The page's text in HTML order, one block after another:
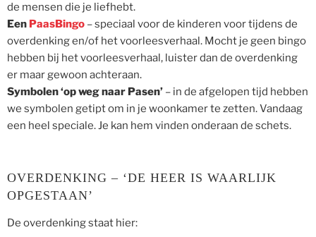
de mensen die je liefhebt.
Een PaasBingo – speciaal voor de kinderen voor tijdens de
overdenking en/of het voorleesverhaal. Mocht je geen bingo
hebben bij het voorleesverhaal, luister dan de overdenking
er maar gewoon achteraan.
Symbolen ‘op weg naar Pasen’ – in de afgelopen tijd hebben
we symbolen getipt om in je woonkamer te zetten. Vandaag
een heel speciale. Je kan hem vinden onderaan de schets.
OVERDENKING – ‘DE HEER IS WAARLIJK
OPGESTAAN’
De overdenking staat hier: